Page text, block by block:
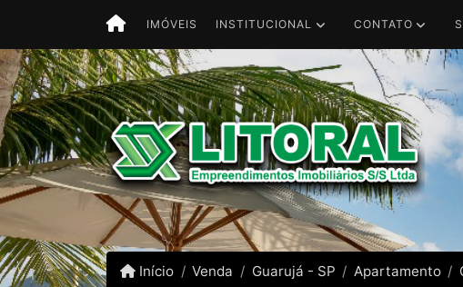
IMÓVEIS INSTITUCIONAL CONTATO
Início Venda Guarujá - SP Apartamento